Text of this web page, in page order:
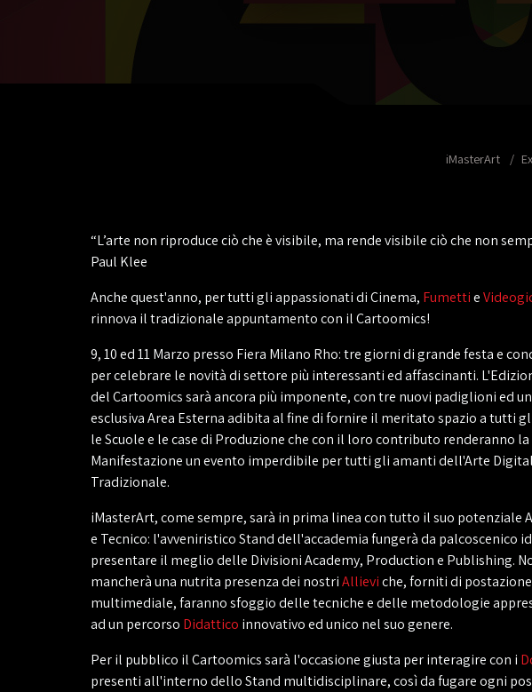
iMasterArt
“L’arte non riproduce ciò che è visibile, ma rende visibile ciò che non
Paul Klee
Anche quest'anno, per tutti gli appassionati di Cinema, Fumettie
rinnova il tradizionale appuntamento con il Cartoomics!
9, 10 ed 11 Marzo presso Fiera Milano Rho: tre giorni di grande festa e
per celebrare le novità di settore più interessanti ed affascinanti.
del Cartoomics sarà ancora più imponente, con tre nuovi padiglioni ed
esclusiva Area Esterna adibita al fine di fornire il meritato spazio a tutti
le Scuole e le case di Produzione che con il loro contributo renderanno la
Manifestazione un evento imperdibile per tutti gli amanti dell'Arte
Tradizionale.
iMasterArt, come sempre, sarà in prima linea con tutto il suo potenziale
e Tecnico: l'avveniristico Stand dell'accademia fungerà da palcoscenico
presentare il meglio delle Divisioni Academy, Production e Publishing.
mancherà una nutrita presenza dei nostriAllieviche, forniti di postazione
multimediale, faranno sfoggio delle tecniche e delle metodologie
ad un percorso Didattico innovativo ed unico nel suo genere.
Per il pubblico il Cartoomics sarà l'occasione giusta per interagire con i
presenti all'interno dello Stand multidisciplinare, così da fugare ogni